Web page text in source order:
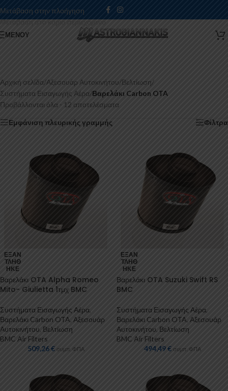
Μετάβαση στην πλοήγηση
Μετάβαση στο κύριο περιεχόμενο
ΜΕΝΟΎ
Αρχική σελίδα/Αξεσουάρ Αυτοκινήτου/Βελτίωση/
Συστήματα Εισαγωγής Αέρα/Βαρελάκι Carbon OTA
Προβάλλονται όλα - 12 αποτελέσματα
Εμφάνιση πλευρικής γραμμής Φίλτρα
ΕΞΑΝ
ΤΛΉΘ
ΗΚΕ
Βαρελάκι OTA Alpha Romeo
Mito- Giulietta 1τμχ BMC
Συστήματα Εισαγωγής Αέρα,
Βαρελάκι Carbon OTA Αξεσουάρ
Αυτοκινήτου, Βελτίωση
BMC Air Filters
509,26€ συμπ. ΦΠΑ
ΕΞΑΝ
ΤΛΉΘ
ΗΚΕ
Βαρελάκι OTA Suzuki Swift RS
BMC
Συστήματα Εισαγωγής Αέρα,
Βαρελάκι Carbon OTA, Αξεσουάρ
Αυτοκινήτου, Βελτίωση
BMC Air Filters
494,49€ συμπ. ΦΠΑ